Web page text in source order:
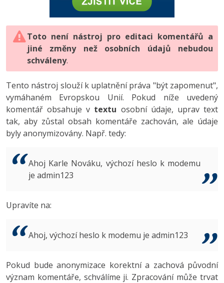
HTML5, CSS3, Bootstrap, SEO
SQL a databáze
Testování a verzování
UML a návrhové vzory
React
Spring
ASP.NET MVC
Best practices
PHP
JavaScript
Python
HTML / CSS
UML a návrhové vzory
MySQL/MariaDB
MS-SQL
Vývojář mobilních aplikací
C# Game developer
Tester
Systémový administrátor
3D grafik
Copywriter
WordPress specialista
-80%
JavaScript -80%
PHP -80%
Swift -80%
Kotlin -80%
VB.NET
Algoritmy -41%
Umělá inteligence (AI) -10%
Digitální gramotnost
Marketing
WordPress
SEO
UX
Business
Copywriting
Windows
Photoshop -80%
Adobe Illustrator -80%
Adobe Lightroom
Adobe XD
Adobe InDesign -25%
Adobe After Effects
Inkscape
Fórum
Toto není nástroj pro editaci komentářů a
jiné změny než osobních údajů nebudou
schváleny.
Tento nástroj slouží k uplatnění práva "být zapomenut",
vymáhaném Evropskou Unií. Pokud níže uvedený
komentář obsahuje v textu osobní údaje, uprav text
tak, aby zůstal obsah komentáře zachován, ale údaje
byly anonymizovány. Např. tedy:
Ahoj Karle Nováku, výchozí heslo k modemu
je admin123
Upravíte na:
Ahoj, výchozí heslo k modemu je admin123
Pokud bude anonymizace korektní a zachová původní
význam komentáře, schválíme ji. Zpracování může trvat